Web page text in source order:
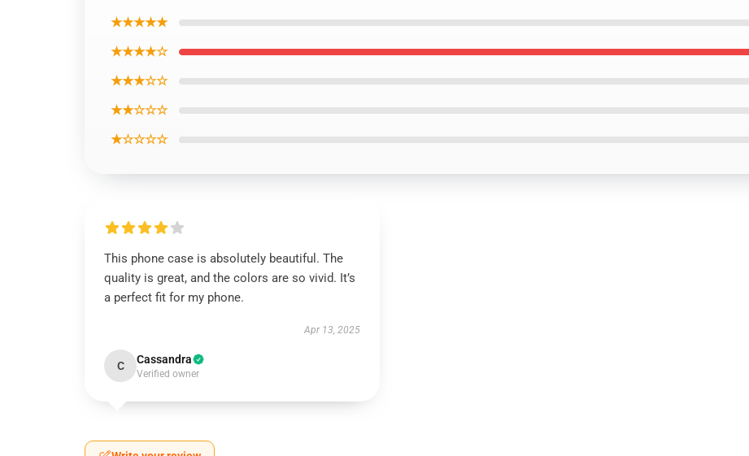
★★★★★
★★★★☆
★★★☆☆
★★☆☆☆
★☆☆☆☆
This phone case is absolutely beautiful. The
quality is great, and the colors are so vivid. It’s
a perfect fit for my phone.
Apr 13, 2025
C Cassandra
Verified owner